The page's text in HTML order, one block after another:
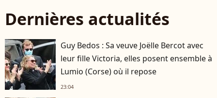
Dernières actualités
Guy Bedos : Sa veuve Joëlle Bercot avec
leur fille Victoria, elles posent ensemble à
Lumio (Corse) où il repose
23:04